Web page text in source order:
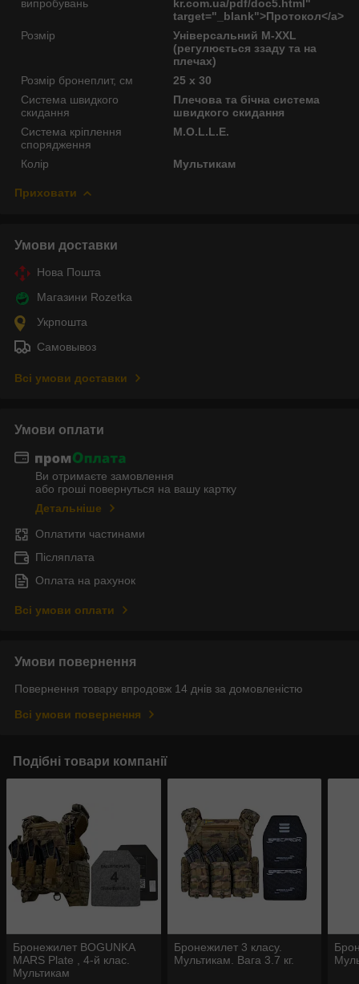
випробувань
kr.com.ua/pdf/doc5.html"
target="_blank">Протокол</a>
Розмір
Універсальний M-XXL
(регулюється ззаду та на
плечах)
Розмір бронеплит, см
25 х 30
Система швидкого
скидання
Плечова та бічна система
швидкого скидання
Система кріплення
спорядження
M.O.L.L.E.
Колір Мультикам
Приховати
Умови доставки
Нова Пошта
Магазини Rozetka
Укрпошта
Самовывоз
Всі умови доставки
Умови оплати
Ви отримаєте замовлення
або гроші повернуться на вашу картку
Детальніше
Оплатити частинами
Післяплата
Оплата на рахунок
Всі умови оплати
Умови повернення
Повернення товару впродовж 14 днів за домовленістю
Всі умови повернення
Подібні товари компанії
Бронежилет BOGUNKA
MARS Plate , 4-й клас.
Мультикам
Бронежилет 3 класу.
Мультикам. Вага 3.7 кг.